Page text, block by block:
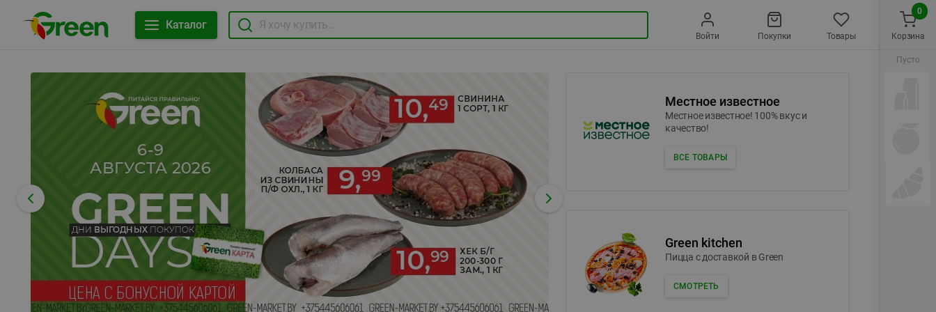
Каталог
Войти Покупки Товары
Местное известное
Местное известное! 100% вкус и
качество!
ВСЕ ТОВАРЫ
Green kitchen
Пицца c доставкой в Green
СМОТРЕТЬ
Корзина
0
Пусто